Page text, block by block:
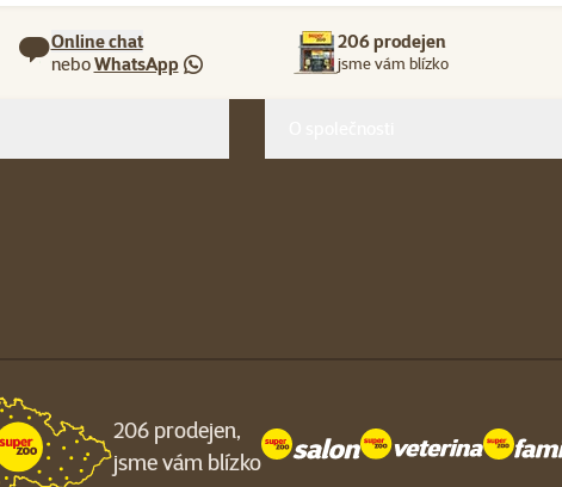
Online chat
neboWhatsApp
206 prodejen
jsme vám blízko
206 prodejen,
jsme vám blízko